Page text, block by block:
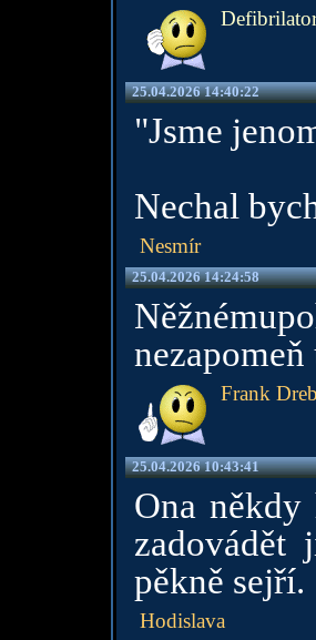
25.04.2026 14:40:22
"Jsme
Nechal
Nesmír
25.04.2026 14:24:58
Frank
25.04.2026 10:43:41
Ona
pěkně sejří.
Hodislava